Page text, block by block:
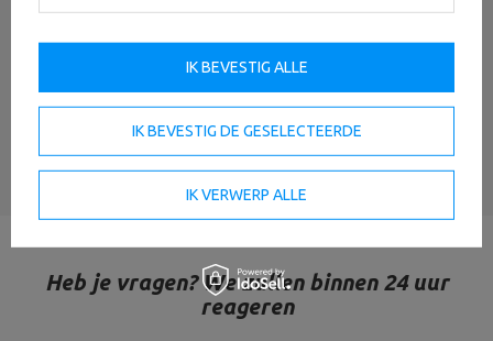
Uw naam
Heb je vragen? We zullen binnen 24 uur
reageren
IK BEVESTIG DE GESELECTEERDE
IK VERWERP ALLE
IK BEVESTIG ALLE